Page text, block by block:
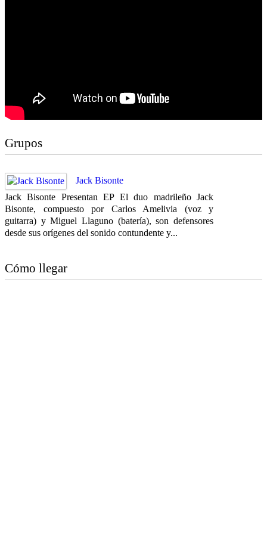
Grupos
Jack Bisonte
Jack Bisonte Presentan EP El duo madrileño Jack
Bisonte, compuesto por Carlos Amelivia (voz y
guitarra) y Miguel Llaguno (batería), son defensores
desde sus orígenes del sonido contundente y...
Cómo llegar